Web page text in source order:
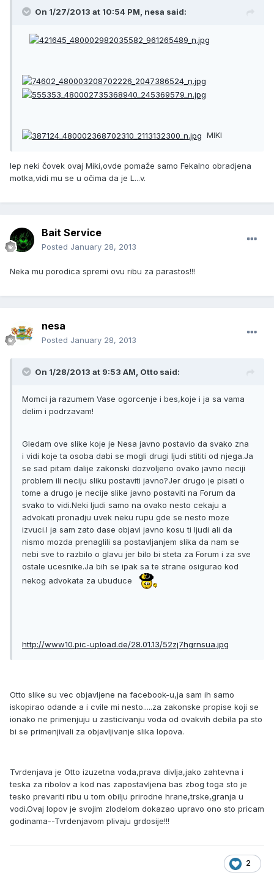
On 1/27/2013 at 10:54 PM, nesa said:
MIKI
lep neki čovek ovaj Miki,ovde pomaže samo Fekalno obradjena
motka,vidi mu se u očima da je L...v.
Bait Service
Posted January 28, 2013
Neka mu porodica spremi ovu ribu za parastos!!!
nesa
Posted January 28, 2013
On 1/28/2013 at 9:53 AM, Otto said:
Momci ja razumem Vase ogorcenje i bes,koje i ja sa vama
delim i podrzavam!
Gledam ove slike koje je Nesa javno postavio da svako zna
i vidi koje ta osoba dabi se mogli drugi ljudi stititi od njega.Ja
se sad pitam dalije zakonski dozvoljeno ovako javno neciji
problem ili neciju sliku postaviti javno?Jer drugo je pisati o
tome a drugo je necije slike javno postaviti na Forum da
svako to vidi.Neki ljudi samo na ovako nesto cekaju a
advokati pronadju uvek neku rupu gde se nesto moze
izvuci.I ja sam zato dase objavi javno kosu ti ljudi ali da
nismo mozda prenaglili sa postavljanjem slika da nam se
nebi sve to razbilo o glavu jer bilo bi steta za Forum i za sve
ostale ucesnike.Ja bih se ipak sa te strane osigurao kod
nekog advokata za ubuduce
http://www10.pic-upload.de/28.01.13/52zj7hgrnsua.jpg
Otto slike su vec objavljene na facebook-u,ja sam ih samo
iskopirao odande a i cvile mi nesto.....za zakonske propise koji se
ionako ne primenjuju u zasticivanju voda od ovakvih debila pa sto
bi se primenjivali za objavljivanje slika lopova.
Tvrdenjava je Otto izuzetna voda,prava divlja,jako zahtevna i
teska za ribolov a kod nas zapostavljena bas zbog toga sto je
tesko prevariti ribu u tom obilju prirodne hrane,trske,granja u
vodi.Ovaj lopov je svojim zlodelom dokazao upravo ono sto pricam
godinama--Tvrdenjavom plivaju grdosije!!!
2